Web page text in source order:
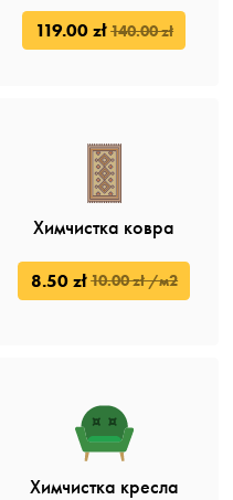
119.00 zł 140.00 zł
Химчистка ковра
8.50 zł 10.00 zł /м2
Химчистка кресла